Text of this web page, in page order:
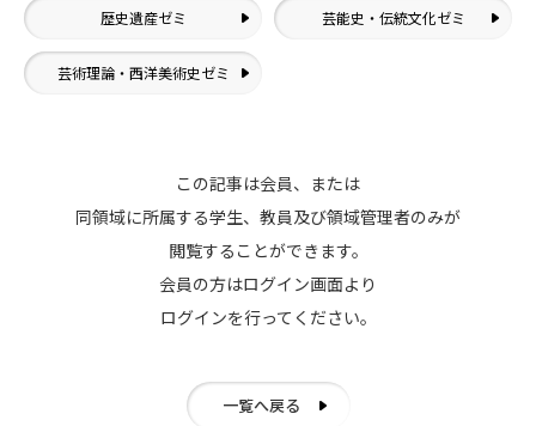
歴史遺産ゼミ 芸能史・伝統文化ゼミ
芸術理論・西洋美術史ゼミ
この記事は会員、または
同領域に所属する学生、教員及び領域管理者のみが
閲覧することができます。
会員の方はログイン画面より
ログインを行ってください。
一覧へ戻る